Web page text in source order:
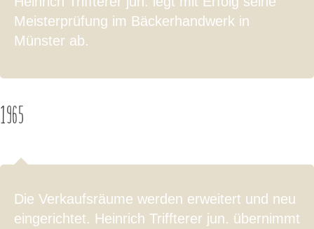
Meisterprüfung im Bäckerhandwerk in
Münster ab.
1965
Die Verkaufsräume werden erweitert und neu
eingerichtet. Heinrich Triffterer jun. übernimmt